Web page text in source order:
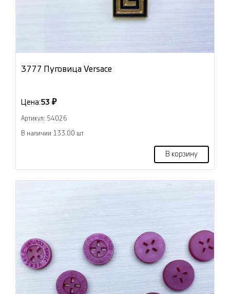
3777 Пуговица Versace
Цена:53 ₽
Артикул: 54026
В наличии 133.00 шт
В корзину